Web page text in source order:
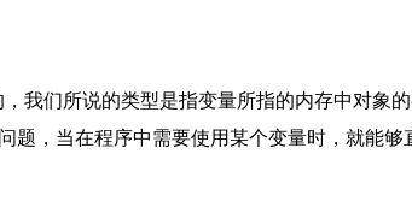
我们所说的类型是指变量所指的内存中对象的
题，当在程序中需要使用某个变量时，就能